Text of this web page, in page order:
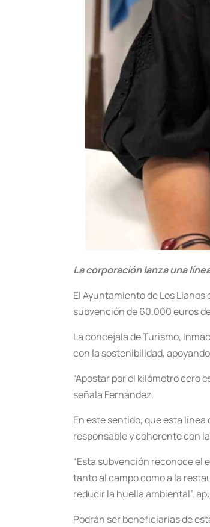
La corporación lanza una
El Ayuntamiento de Los
subvención de 60.000 euros
La concejala de Turismo,
con la sostenibilidad,
“Apostar por el kilómetro cero
señala Fernández.
En este sentido, que esta
responsable y coherente con
“Esta subvención reconoce el
tanto al campo como a la
reducir la huella ambiental”,
Podrán ser beneficiarias de